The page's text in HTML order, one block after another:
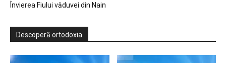
Învierea Fiului văduvei din Nain
Descoperă ortodoxia